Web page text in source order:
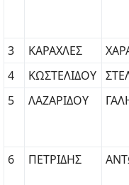
3
ΚΑΡΑΧΛΕΣ
4
ΚΩΣΤΕΛΙΔΟΥ
5
ΛΑΖΑΡΙΔΟΥ
6
ΠΕΤΡΙΔΗΣ